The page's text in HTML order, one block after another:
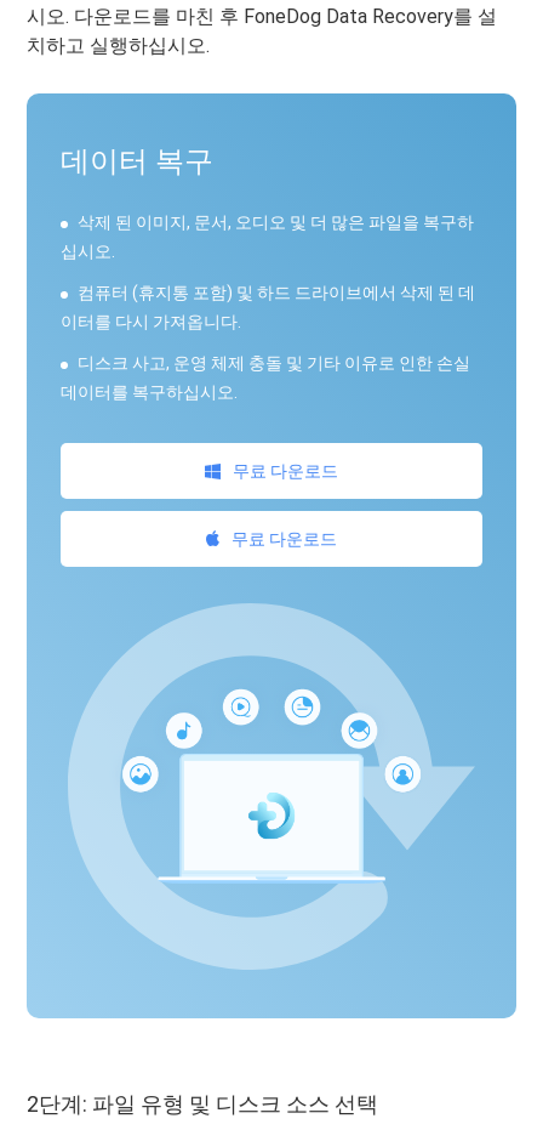
시오. 다운로드를 마친 후 FoneDog Data Recovery를 설
치하고 실행하십시오.
데이터 복구
삭제 된 이미지, 문서, 오디오 및 더 많은 파일을 복구하
십시오.
컴퓨터 (휴지통 포함) 및 하드 드라이브에서 삭제 된 데
이터를 다시 가져옵니다.
디스크 사고, 운영 체제 충돌 및 기타 이유로 인한 손실
데이터를 복구하십시오.
무료 다운로드
무료 다운로드
2단계: 파일 유형 및 디스크 소스 선택